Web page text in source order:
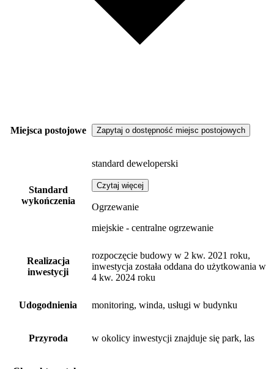
Miejsca postojowe Zapytaj o dostępność miejsc postojowych
Standard
wykończenia
standard deweloperski
Czytaj więcej
Ogrzewanie
miejskie - centralne ogrzewanie
Realizacja
inwestycji
rozpoczęcie budowy w 2 kw. 2021 roku,
inwestycja została oddana do użytkowania w
4 kw. 2024 roku
Udogodnienia monitoring, winda, usługi w budynku
Przyroda w okolicy inwestycji znajduje się park, las